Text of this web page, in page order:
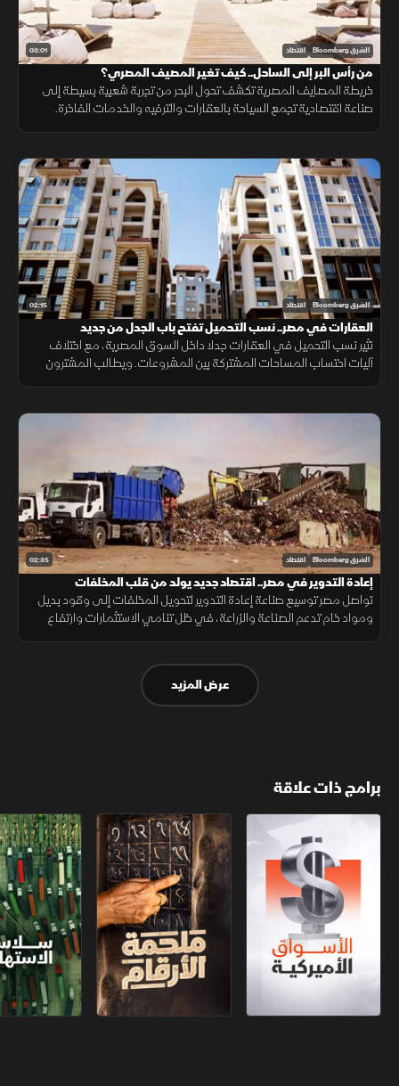
03:01 الشرق Bloomberg اقتصاد
من رأس البر إلى الساحل.. كيف تغير المصيف المصري؟
خريطة المصايف المصرية تكشف تحول البحر من تجربة شعبية بسيطة إلى
صناعة اقتصادية تجمع السياحة بالعقارات والترفيه والخدمات الفاخرة.
02:15 الشرق Bloomberg اقتصاد
العقارات في مصر.. نسب التحميل تفتح باب الجدل من جديد
تثير نسب التحميل في العقارات جدلا داخل السوق المصرية، مع اختلاف
آليات احتساب المساحات المشتركة بين المشروعات. ويطالب المشترون
02:35 الشرق Bloomberg اقتصاد
إعادة التدوير في مصر.. اقتصاد جديد يولد من قلب المخلفات
تواصل مصر توسيع صناعة إعادة التدوير لتحويل المخلفات إلى وقود بديل
ومواد خام تدعم الصناعة والزراعة، في ظل تنامي الاستثمارات وارتفاع
عرض المزيد
برامج ذات علاقة
الأسواق الأميركية ملحمة الأرقام سلاسل